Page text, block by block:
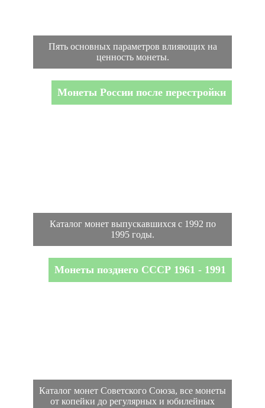
Пять основных параметров влияющих на
ценность монеты.
Монеты России после перестройки
Каталог монет выпускавшихся с 1992 по
1995 годы.
Монеты позднего СССР 1961 - 1991
Каталог монет Советского Союза, все монеты
от копейки до регулярных и юбилейных